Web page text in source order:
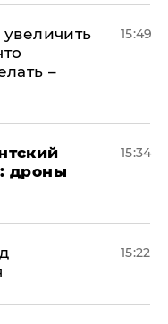
–
15:49
дроны
15:34
15:22